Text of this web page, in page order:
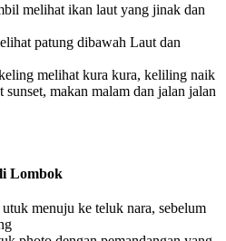
melihat ikan laut yang jinak dan
patung dibawah Laut dan
melihat kura kura, keliling naik
sunset, makan malam dan jalan jalan
Lombok
menuju ke teluk nara, sebelum